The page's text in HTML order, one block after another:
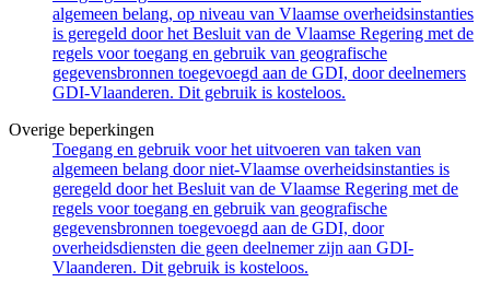
algemeen belang, op niveau van Vlaamse overheidsinstanties
is geregeld door het Besluit van de Vlaamse Regering met de
regels voor toegang en gebruik van geografische
gegevensbronnen toegevoegd aan de GDI, door deelnemers
GDI-Vlaanderen. Dit gebruik is kosteloos.
Overige beperkingen
Toegang en gebruik voor het uitvoeren van taken van
algemeen belang door niet-Vlaamse overheidsinstanties is
geregeld door het Besluit van de Vlaamse Regering met de
regels voor toegang en gebruik van geografische
gegevensbronnen toegevoegd aan de GDI, door
overheidsdiensten die geen deelnemer zijn aan GDI-
Vlaanderen. Dit gebruik is kosteloos.